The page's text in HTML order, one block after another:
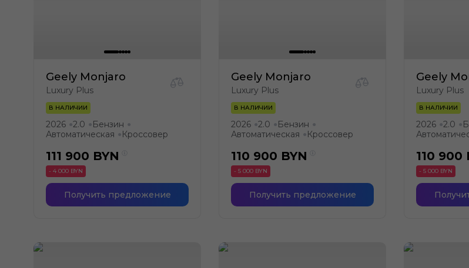
Geely Monjaro
Luxury Plus
В НАЛИЧИИ
2026 ●2.0 ● Бензин ●
Автоматическая ● Кроссовер
111 900 BYN
- 4 000 BYN
Получить предложение
Geely Monjaro
Luxury Plus
В НАЛИЧИИ
2026 ●2.0 ● Бензин ●
Автоматическая ● Кроссовер
110 900 BYN
- 5 000 BYN
Получить предложение
Geely
Luxury Plus
В НАЛИЧИИ
2026 ●2.0 ●
110 900
- 5 000 BYN